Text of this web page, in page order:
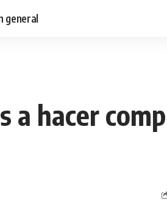
general
a hacer